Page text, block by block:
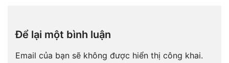
Để lại một bình luận
Email của bạn sẽ không được hiển thị công khai.